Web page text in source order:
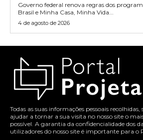
Governo federal renova regras dos
Brasil e Minha Casa, Minha Vida...
4 de agosto de 2026
Todas as suas informações pessoais recolhidas,
ajudar a tornar a sua visita no nosso site o
possível. A garantia da confidencialidade dos
utilizadores do nosso site é importante para o